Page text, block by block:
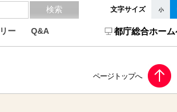
文字サイズ
ー Q&A 都庁総合ホー